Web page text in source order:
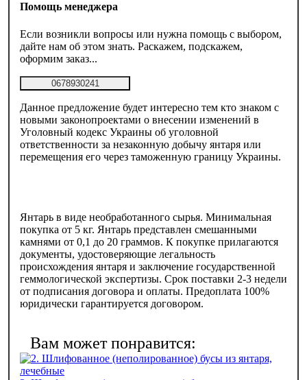
Помощь менеджера
Если возникли вопросы или нужна помощь с выбором,
дайте нам об этом знать. Раскажем, подскажем,
оформим заказ...
0678930241
Данное предложение будет интересно тем кто знаком с
новыми законопроектами о внесении изменений в
Уголовный кодекс Украины об уголовной
ответственности за незаконную добычу янтаря или
перемещения его через таможенную границу Украины.
Янтарь в виде необработанного сырья. Минимальная
покупка от 5 кг. Янтарь представлен смешанными
камнями от 0,1 до 20 граммов. К покупке прилагаются
документы, удостоверяющие легальность
происхождения янтаря и заключение государственной
геммологической экспертизы. Срок поставки 2-3 недели
от подписания договора и оплаты. Предоплата 100%
юридически гарантируется договором.